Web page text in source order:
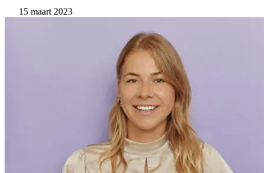
15 maart 2023